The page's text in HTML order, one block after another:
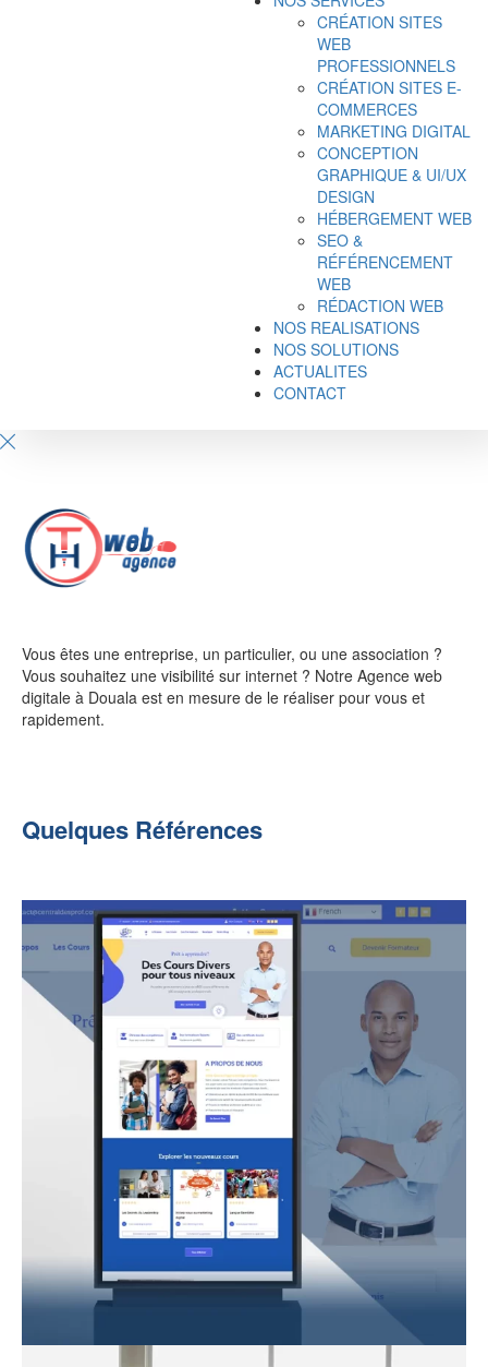
CRÉATION SITES
WEB
PROFESSIONNELS
CRÉATION SITES E-
COMMERCES
MARKETING DIGITAL
CONCEPTION
GRAPHIQUE & UI/UX
DESIGN
HÉBERGEMENT WEB
SEO &
RÉFÉRENCEMENT
WEB
RÉDACTION WEB
NOS REALISATIONS
NOS SOLUTIONS
ACTUALITES
CONTACT
Vous êtes une entreprise, un particulier, ou une association ?
Vous souhaitez une visibilité sur internet ? Notre Agence web
digitale à Douala est en mesure de le réaliser pour vous et
rapidement.
Quelques Références